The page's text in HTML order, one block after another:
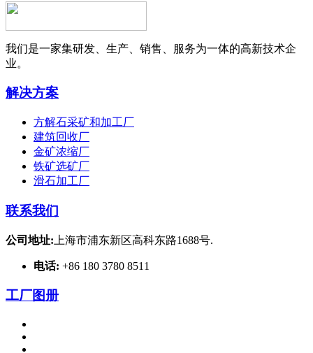
我们是一家集研发、生产、销售、服务为一体的高新技术企
业。
解决方案
方解石采矿和加工厂
建筑回收厂
金矿浓缩厂
铁矿选矿厂
滑石加工厂
联系我们
公司地址: 上海市浦东新区高科东路1688号.
电话: +86 180 3780 8511
工厂图册